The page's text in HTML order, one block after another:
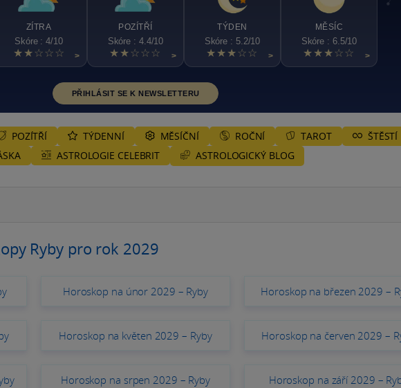
ZÍTRA
Skóre : 4/10
★★☆☆☆ >
POZÍTŘÍ
Skóre : 4.4/10
★★☆☆☆ >
TÝDEN
Skóre : 5.2/10
★★★☆☆ >
MĚSÍC
Skóre : 6.5/10
★★★☆☆ >
PŘIHLÁSIT SE K NEWSLETTERU
POZÍTŘÍ TÝDENNÍ MĚSÍČNÍ ROČNÍ TAROT
ŠTĚSTÍ
ASTROLOGIE CELEBRIT ASTROLOGICKÝ BLOG
Ryby pro rok 2029
Horoskop na únor 2029 – Ryby Horoskop na březen 2029 –
Horoskop na květen 2029 – Ryby Horoskop na červen 2029 –
Horoskop na srpen 2029 – Ryby Horoskop na září 2029 –